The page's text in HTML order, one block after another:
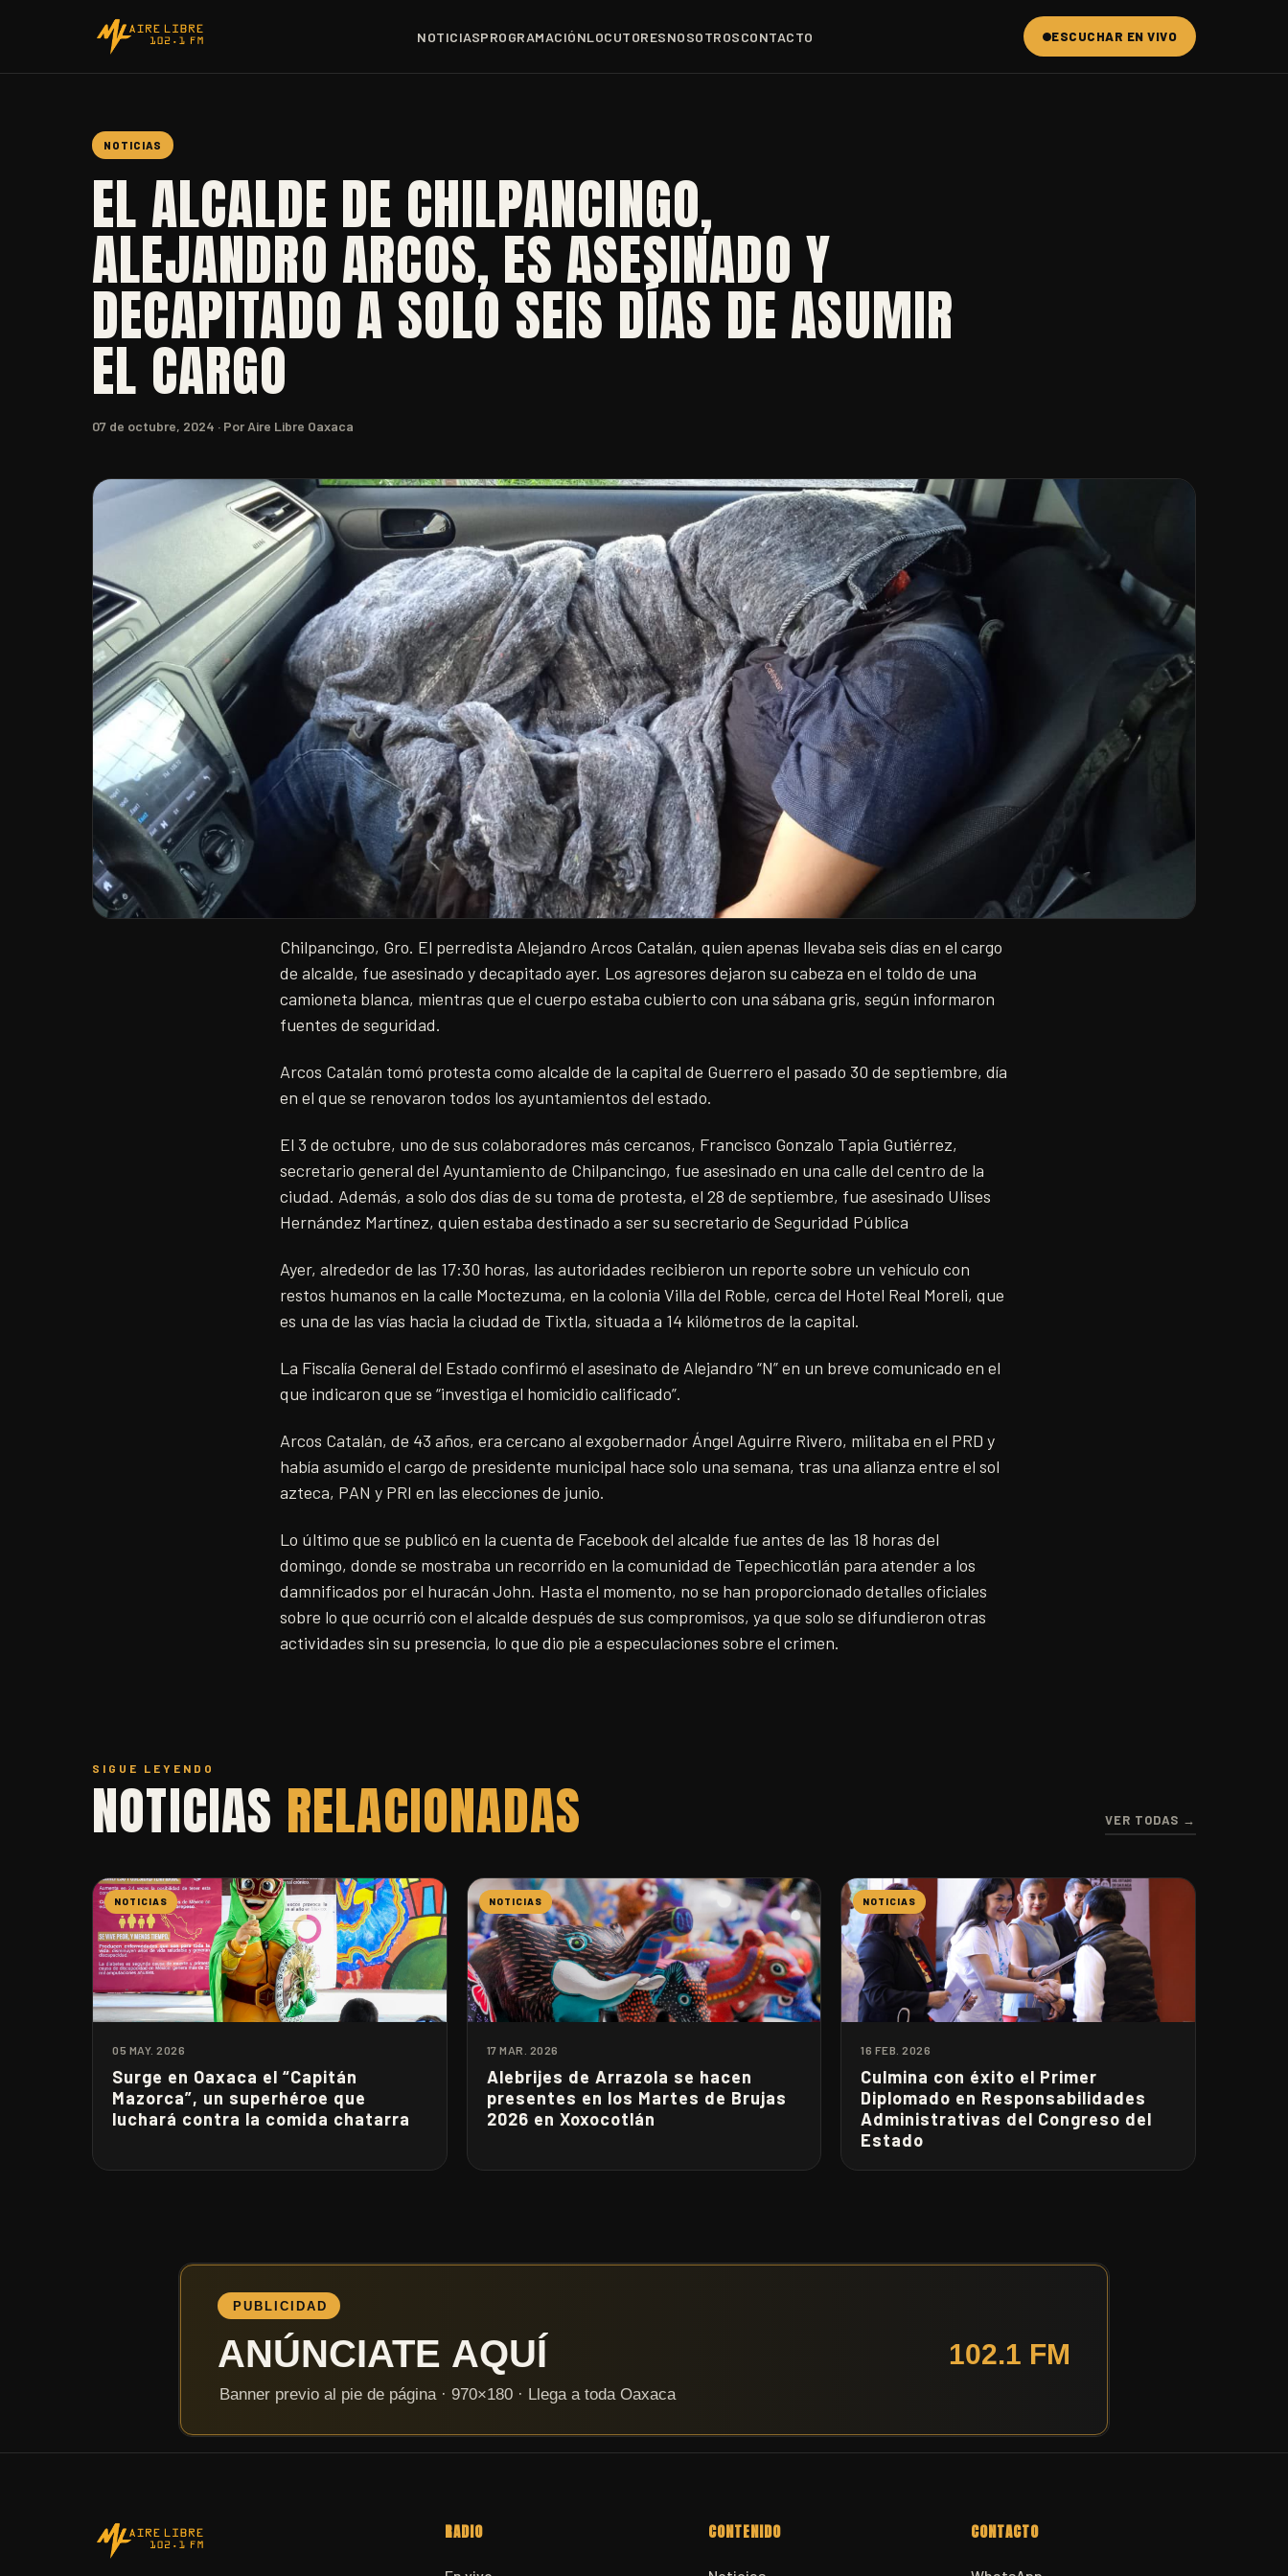
NOTICIASPROGRAMACIÓNLOCUTORESNOSOTROSCONTACTO ESCUCHAR EN VIVO
NOTICIAS
EL ALCALDE DE CHILPANCINGO,
ALEJANDRO ARCOS, ES ASESINADO Y
DECAPITADO A SOLO SEIS DÍAS DE ASUMIR
EL CARGO
07 de octubre, 2024 · Por Aire Libre Oaxaca
Chilpancingo, Gro. El perredista Alejandro Arcos Catalán, quien apenas llevaba seis días en el cargo
de alcalde, fue asesinado y decapitado ayer. Los agresores dejaron su cabeza en el toldo de una
camioneta blanca, mientras que el cuerpo estaba cubierto con una sábana gris, según informaron
fuentes de seguridad.
Arcos Catalán tomó protesta como alcalde de la capital de Guerrero el pasado 30 de septiembre, día
en el que se renovaron todos los ayuntamientos del estado.
El 3 de octubre, uno de sus colaboradores más cercanos, Francisco Gonzalo Tapia Gutiérrez,
secretario general del Ayuntamiento de Chilpancingo, fue asesinado en una calle del centro de la
ciudad. Además, a solo dos días de su toma de protesta, el 28 de septiembre, fue asesinado Ulises
Hernández Martínez, quien estaba destinado a ser su secretario de Seguridad Pública
Ayer, alrededor de las 17:30 horas, las autoridades recibieron un reporte sobre un vehículo con
restos humanos en la calle Moctezuma, en la colonia Villa del Roble, cerca del Hotel Real Moreli, que
es una de las vías hacia la ciudad de Tixtla, situada a 14 kilómetros de la capital.
La Fiscalía General del Estado confirmó el asesinato de Alejandro “N” en un breve comunicado en el
que indicaron que se “investiga el homicidio calificado”.
Arcos Catalán, de 43 años, era cercano al exgobernador Ángel Aguirre Rivero, militaba en el PRD y
había asumido el cargo de presidente municipal hace solo una semana, tras una alianza entre el sol
azteca, PAN y PRI en las elecciones de junio.
Lo último que se publicó en la cuenta de Facebook del alcalde fue antes de las 18 horas del
domingo, donde se mostraba un recorrido en la comunidad de Tepechicotlán para atender a los
damnificados por el huracán John. Hasta el momento, no se han proporcionado detalles oficiales
sobre lo que ocurrió con el alcalde después de sus compromisos, ya que solo se difundieron otras
actividades sin su presencia, lo que dio pie a especulaciones sobre el crimen.
SIGUE LEYENDO
NOTICIAS RELACIONADAS VER TODAS →
NOTICIAS
05 MAY. 2026
Surge en Oaxaca el “Capitán
Mazorca”, un superhéroe que
luchará contra la comida chatarra
NOTICIAS
17 MAR. 2026
Alebrijes de Arrazola se hacen
presentes en los Martes de Brujas
2026 en Xoxocotlán
NOTICIAS
16 FEB. 2026
Culmina con éxito el Primer
Diplomado en Responsabilidades
Administrativas del Congreso del
Estado
RADIO CONTENIDO CONTACTO